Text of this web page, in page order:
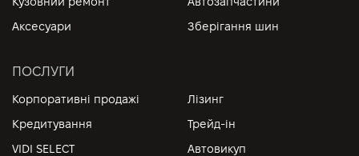
Аксесуари
Зберігання шин
ПОСЛУГИ
Корпоративні продажі
Лізинг
Кредитування
Трейд-ін
VIDI SELECT
Автовикуп